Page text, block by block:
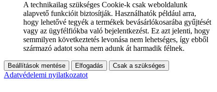
A technikailag szükséges Cookie-k csak weboldalunk
alapvető funkcióit biztosítják. Használhatók például arra,
hogy lehetővé tegyék a termékek bevásárlókosarába gyűjtését
vagy az ügyfélfiókba való bejelentkezést. Ez azt jelenti, hogy
semmilyen következtetés levonása nem lehetséges, így ebből
származó adatot soha nem adunk át harmadik félnek.
Beállítások mentése Elfogadás Csak a szükséges
Adatvédelemi nyilatkozatot